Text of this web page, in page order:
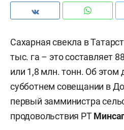
Сахарная свекла в
тыс. га – это составляет
или 1,8 млн. тонн. Об этом
субботнем совещании в
первый замминистра
продовольствия РТ